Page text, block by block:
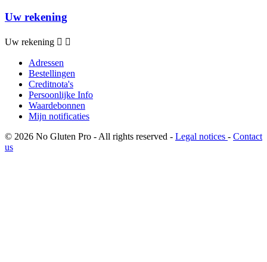
Uw rekening
Uw rekening  
Adressen
Bestellingen
Creditnota's
Persoonlijke Info
Waardebonnen
Mijn notificaties
© 2026 No Gluten Pro - All rights reserved - Legal notices - Contact
us